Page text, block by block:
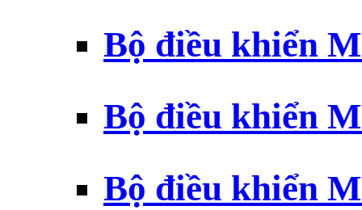
Bộ điều khiển
Bộ điều khiển
Bộ điều khiển